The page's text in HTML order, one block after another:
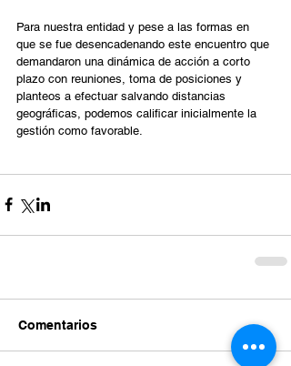
Para nuestra entidad y pese a las formas en
que se fue desencadenando este encuentro que
demandaron una dinámica de acción a corto
plazo con reuniones, toma de posiciones y
planteos a efectuar salvando distancias
geográficas, podemos calificar inicialmente la
gestión como favorable.
Comentarios